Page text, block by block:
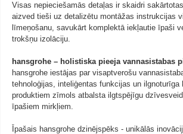
Visas nepieciešamās detaļas ir skaidri
aizved tieši uz detalizētu montāžas instrukcijas
līmeņošanu, savukārt komplektā iekļautie īpaši
trokšņu izolāciju.
hansgrohe – holistiska pieeja vannasistabas
hansgrohe iestājas par visaptverošu
tehnoloģijas, inteliģentas funkcijas un
produktiem zīmols atbalsta ilgtspējīgu
īpašiem mirkļiem.
Īpašais hansgrohe dzinējspēks - unikālās